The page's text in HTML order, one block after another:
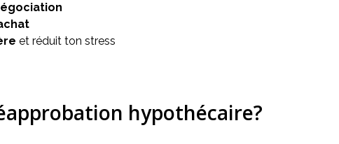
et réduit ton stress
hypothécaire?